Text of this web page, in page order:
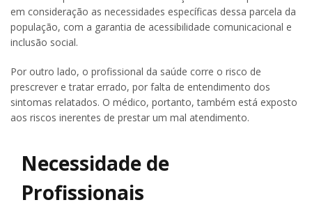
em consideração as necessidades específicas dessa parcela da
população, com a garantia de acessibilidade comunicacional e
inclusão social.
Por outro lado, o profissional da saúde corre o risco de
prescrever e tratar errado, por falta de entendimento dos
sintomas relatados. O médico, portanto, também está exposto
aos riscos inerentes de prestar um mal atendimento.
Necessidade de
Profissionais